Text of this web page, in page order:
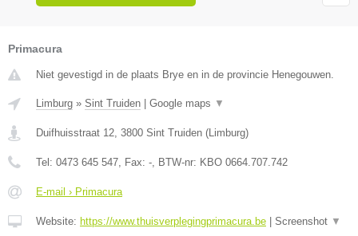
Primacura
Niet gevestigd in de plaats Brye en in de provincie Henegouwen.
Limburg » Sint Truiden | Google maps ▼
Duifhuisstraat 12 3800 Sint Truiden (Limburg)
Tel: 0473 645 547 , Fax: - , BTW-nr: KBO 0664.707.742
E-mail › Primacura
Website: https://www.thuisverplegingprimacura.be | Screenshot ▼